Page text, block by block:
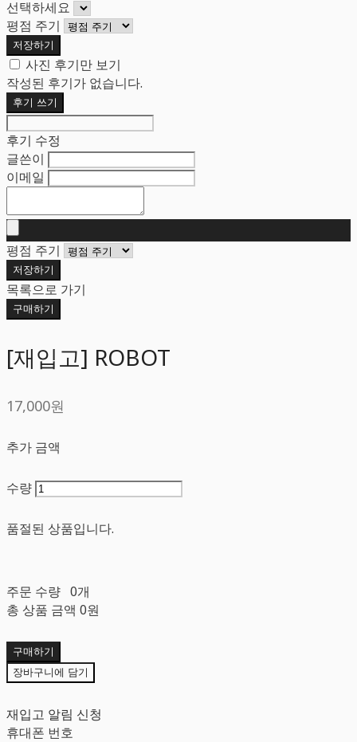
선택하세요
평점 주기
저장하기
사진 후기만 보기
작성된 후기가 없습니다.
후기 쓰기
후기 수정
글쓴이
이메일
평점 주기
저장하기
목록으로 가기
구매하기
[재입고] ROBOT
17,000원
추가 금액
수량
품절된 상품입니다.
주문 수량 0개
총 상품 금액 0원
구매하기
장바구니에 담기
재입고 알림 신청
휴대폰 번호